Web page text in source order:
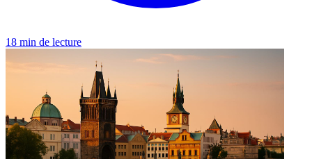
18 min de lecture